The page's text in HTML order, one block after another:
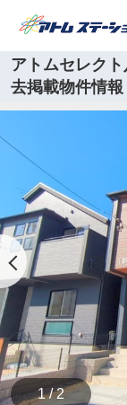
アトムセレク
去掲載物件情報
1 / 2